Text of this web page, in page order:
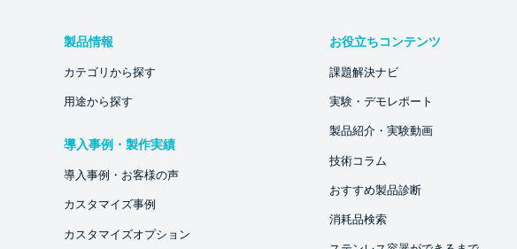
製品情報
カテゴリから探す
用途から探す
導入事例・製作実績
導入事例・お客様の声
カスタマイズ事例
カスタマイズオプション
お役立ちコンテンツ
課題解決ナビ
実験・デモレポート
製品紹介・実験動画
技術コラム
おすすめ製品診断
消耗品検索